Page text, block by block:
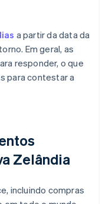
a partir da data da
Em geral, as
responder, o que
para contestar a
Zelândia
incluindo compras